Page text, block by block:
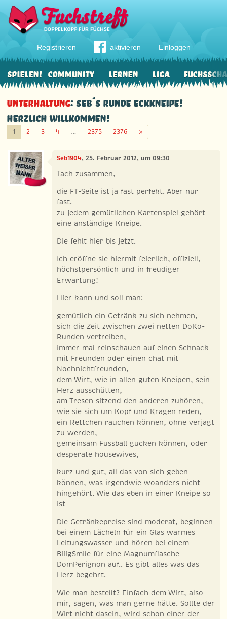
Registrieren aktivieren Einloggen
Community Lernen Liga
Spielen!
Unterhaltung: Seb´s runde Eckkneipe!
Herzlich willkommen!
1 2 3 4 … 2375 2376 »Weiter
Seb1904, 25. Februar 2012, um 09:30
Tach zusammen,
die FT-Seite ist ja fast perfekt. Aber nur
fast.
zu jedem gemütlichen Kartenspiel gehört
eine anständige Kneipe.
Die fehlt hier bis jetzt.
Ich eröffne sie hiermit feierlich, offiziell,
höchstpersönlich und in freudiger
Erwartung!
Hier kann und soll man:
gemütlich ein Getränk zu sich nehmen,
sich die Zeit zwischen zwei netten DoKo-
Runden vertreiben,
immer mal reinschauen auf einen Schnack
mit Freunden oder einen chat mit
Nochnichtfreunden,
dem Wirt, wie in allen guten Kneipen, sein
Herz ausschütten,
am Tresen sitzend den anderen zuhören,
wie sie sich um Kopf und Kragen reden,
ein Rettchen rauchen können, ohne verjagt
zu werden,
gemeinsam Fussball gucken können, oder
desperate housewives,
kurz und gut, all das von sich geben
können, was irgendwie woanders nicht
hingehört. Wie das eben in einer Kneipe so
ist
Die Getränkepreise sind moderat, beginnen
bei einem Lächeln für ein Glas warmes
Leitungswasser und hören bei einem
BiiigSmile für eine Magnumflasche
DomPerignon auf.. Es gibt alles was das
Herz begehrt.
Wie man bestellt? Einfach dem Wirt, also
mir, sagen, was man gerne hätte. Sollte der
Wirt nicht dasein, wird schon einer der